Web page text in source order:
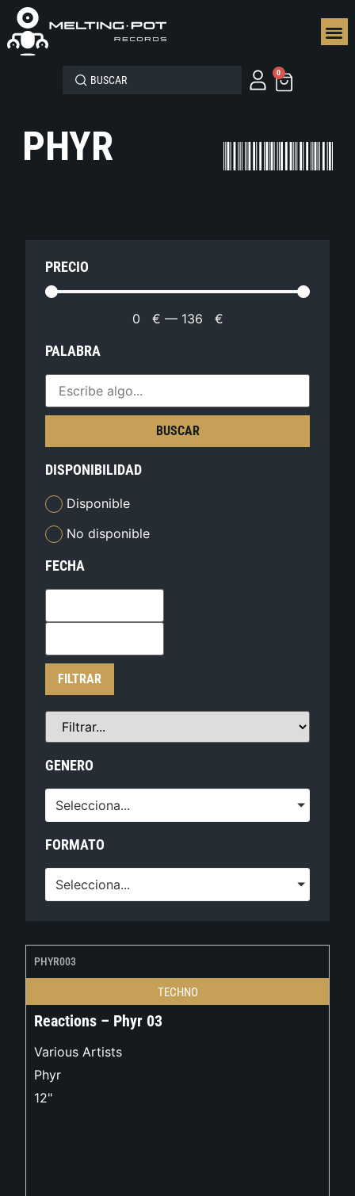
0
PHYR
PRECIO
0 € — 136 €
PALABRA
BUSCAR
DISPONIBILIDAD
Disponible
No disponible
FECHA
FILTRAR
GENERO
Selecciona...
FORMATO
Selecciona...
PHYR003
TECHNO
Reactions – Phyr 03
Various Artists
Phyr
12"